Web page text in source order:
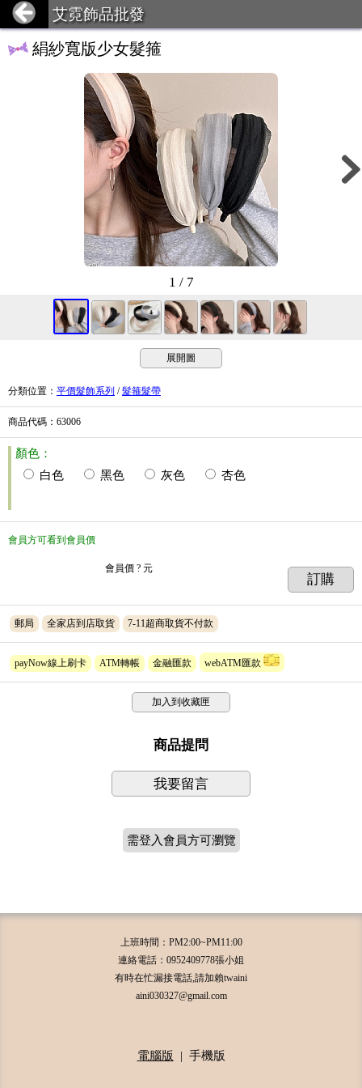
艾霓飾品批發
絹紗寬版少女髮箍
1 / 7
展開圖
分類位置 ： 平價髮飾系列 /髮箍髮帶
商品代碼 ：63006
顏色：
白色
黑色 灰色 杏色
會員方可看到會員價
會員價 ? 元
訂購
郵局 全家店到店取貨 7-11超商取貨不付款
payNow線上刷卡 ATM轉帳 金融匯款 webATM匯款
加入到收藏匣
商品提問
我要留言
需登入會員方可瀏覽
上班時間：PM2:00~PM11:00
連絡電話：0952409778張小姐
有時在忙漏接電話,請加賴twaini
aini030327@gmail.com
電腦版 | 手機版